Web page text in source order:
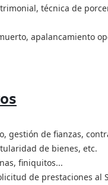
técnica de
apalancamiento
gestión de fianzas,
de bienes, etc.
finiquitos...
de prestaciones al